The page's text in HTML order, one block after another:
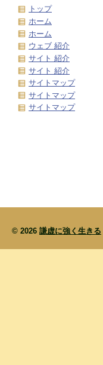
トップ
ホーム
ホーム
ウェブ 紹介
サイト 紹介
サイト 紹介
サイトマップ
サイトマップ
サイトマップ
© 2026 謙虚に強く生きる